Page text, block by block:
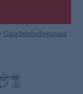
Gutscheinbedingungen